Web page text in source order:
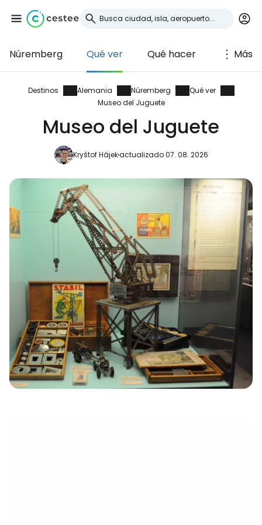
Núremberg Qué ver Qué hacer Más
Destinos Alemania Núremberg
Qué ver
Museo del Juguete
Museo del Juguete
Kryštof Hájekactualizado 07. 08. 2026
Iniciar sesión en
Cestee
... la comunidad mundial de viajeros
Continuar con Google
Continuar con Facebook
Continuar con Email